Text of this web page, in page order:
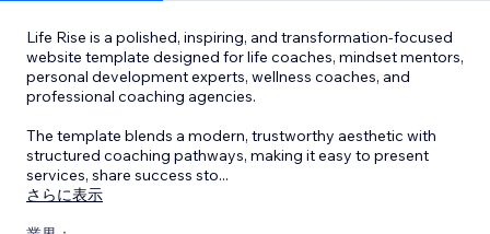
Life Rise is a polished, inspiring, and transformation-focused
website template designed for life coaches, mindset mentors,
personal development experts, wellness coaches, and
professional coaching agencies.
The template blends a modern, trustworthy aesthetic with
structured coaching pathways, making it easy to present
services, share success sto...
さらに表示